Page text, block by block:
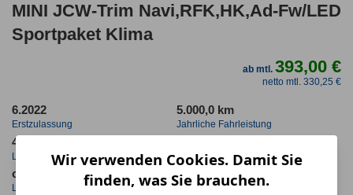
MINI JCW-Trim Navi,RFK,HK,Ad-Fw/LED
Sportpaket Klima
ab mtl.393,00 €
netto mtl. 330,25 €
6.2022
Erstzulassung
5.000,0 km
Jahrliche Fahrleistung
48 Monate
Laufzeit Kilometerstand
ca. 140 kW (190 PS)
Leistung
Diesel
Kraftstoff
Wir verwenden Cookies. Damit Sie
finden, was Sie brauchen.